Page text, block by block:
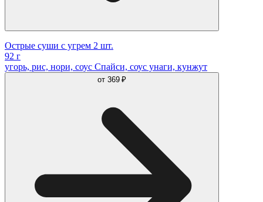
Острые суши с угрем 2 шт.
92 г
угорь, рис, нори, соус Спайси, соус унаги, кунжут
от 369 ₽